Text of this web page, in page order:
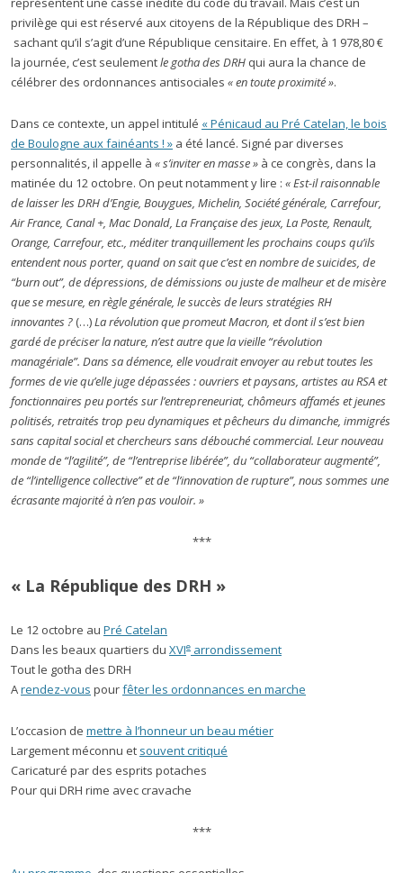
privilège qui est réservé aux citoyens de la République des DRH –
sachant qu’il s’agit d’une République censitaire. En effet, à 1 978,80 €
la journée, c’est seulementle gotha des DRH qui aura la chance de
célébrer des ordonnances antisociales « en toute proximité ».
Dans ce contexte, un appel intitulé « Pénicaud au Pré Catelan, le bois
de Boulogne aux fainéants ! » a été lancé. Signé par diverses
personnalités, il appelle à « s’inviter en masse » à ce congrès, dans la
matinée du 12 octobre. On peut notamment y lire : « Est-il raisonnable
de laisser les DRH d’Engie, Bouygues, Michelin, Société générale, Carrefour,
Air France, Canal +, Mac Donald, La Française des jeux, La Poste, Renault,
Orange, Carrefour, etc., méditer tranquillement les prochains coups qu’ils
entendent nous porter, quand on sait que c’est en nombre de suicides, de
“burn out”, de dépressions, de démissions ou juste de malheur et de misère
que se mesure, en règle générale, le succès de leurs stratégies RH
innovantes ? (…)La révolution que promeut Macron, et dont il s’est bien
gardé de préciser la nature, n’est autre que la vieille “révolution
managériale”. Dans sa démence, elle voudrait envoyer au rebut toutes les
formes de vie qu’elle juge dépassées : ouvriers et paysans, artistes au RSA et
fonctionnaires peu portés sur l’entrepreneuriat, chômeurs affamés et jeunes
politisés, retraités trop peu dynamiques et pêcheurs du dimanche, immigrés
sans capital social et chercheurs sans débouché commercial. Leur nouveau
monde de “l’agilité”, de “l’entreprise libérée”, du “collaborateur augmenté”,
de “l’intelligence collective” et de “l’innovation de rupture”, nous sommes une
écrasante majorité à n’en pas vouloir. »
***
« La République des DRH »
Le 12 octobre au Pré Catelan
Dans les beaux quartiers du XVIe arrondissement
Tout le gotha des DRH
Arendez-vous pourfêter les ordonnances en marche
L’occasion de mettre à l’honneur un beau métier
Largement méconnu et souvent critiqué
Caricaturé par des esprits potaches
Pour qui DRH rime avec cravache
***